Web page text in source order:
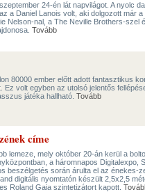
24-én lát napvilágot. A nyolc
a Daniel Lanois volt, aki dolgozott már
Nelson-nal, a The Neville Brothers-szel
Tovább
80000 ember előtt adott fantasztikus
Ez volt egyben az utolsó jelentős
játéka hallható. Tovább
címe
lemeze, mely október 20-án kerül a
a háromnapos Digitalexpo,
beszélgetés során árulta el az énekes-
digitális nyomtatón készült 2,5x2,5
Roland Gaia szintetizátort kapott.